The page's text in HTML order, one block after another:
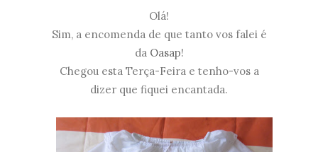
Olá!
Sim, a encomenda de que tanto vos falei é
da Oasap!
Chegou esta Terça-Feira e tenho-vos a
dizer que fiquei encantada.